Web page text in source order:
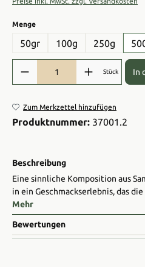
Mengeauswählen
50gr 100g 250g
Produkt Anzahl: Gib den
Stück In
Zum Merkzettel hinzufügen
Produktnummer: 37001.2
Beschreibung
Eine sinnliche Komposition aus
in ein Geschmackserlebnis, das
Mehr
Bewertungen